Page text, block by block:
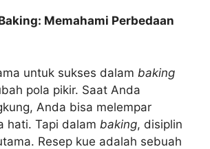
Memahami Perbedaan
untuk sukses dalam baking
pola pikir. Saat Anda
Anda bisa melempar
hati. Tapi dalam baking, disiplin
Resep kue adalah sebuah